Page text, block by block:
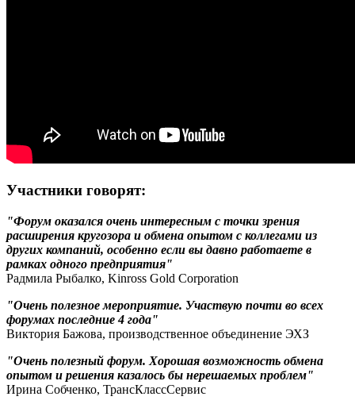
Участники говорят:
"Форум оказался очень интересным с точки зрения
расширения кругозора и обмена опытом с коллегами из
других компаний, особенно если вы давно работаете в
рамках одного предприятия"
Радмила Рыбалко, Kinross Gold Corporation
"Очень полезное мероприятие. Участвую почти во всех
форумах последние 4 года"
Виктория Бажова, производственное объединение ЭХЗ
"Очень полезный форум. Хорошая возможность обмена
опытом и решения казалось бы нерешаемых проблем"
Ирина Собченко, ТрансКлассСервис